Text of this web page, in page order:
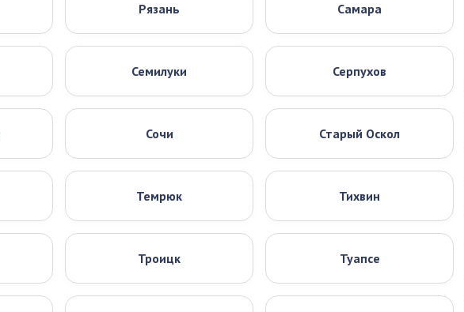
Рязань Самара
Семилуки Серпухов
Сочи Старый Оскол
Темрюк Тихвин
Троицк Туапсе